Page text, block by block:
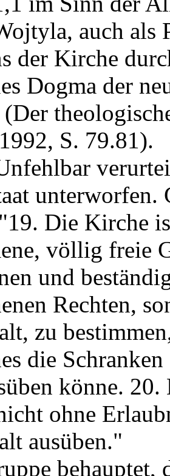
auch als
der Kirche
Dogma der
S. 79.81).
Die Kirche
völlig freie
und
Rechten,
zu
die
könne.
ohne
ausüben."
behauptet,